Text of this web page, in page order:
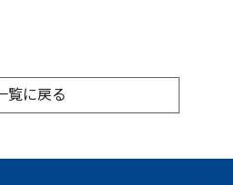
覧に戻る